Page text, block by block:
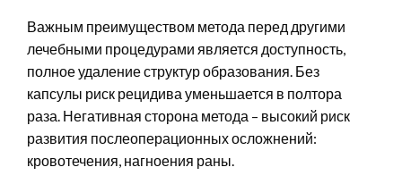
Важным преимуществом метода перед другими
лечебными процедурами является доступность,
полное удаление структур образования. Без
капсулы риск рецидива уменьшается в полтора
раза. Негативная сторона метода – высокий риск
развития послеоперационных осложнений:
кровотечения, нагноения раны.